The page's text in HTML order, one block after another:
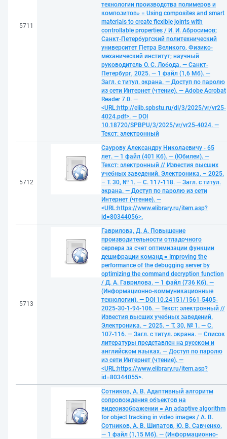
5711
технологии производства полимеров и
композитов» = Using composites and smart
materials to create flexible joints with
controllable properties / И. И. Абросимов;
Санкт-Петербургский политехнический
университет Петра Великого, Физико-
механический институт; научный
руководитель О. С. Лобода. — Санкт-
Петербург, 2025. — 1 файл (1,6 Мб). —
Загл. с титул. экрана. — Доступ по паролю
из сети Интернет (чтение). — Adobe Acrobat
Reader 7.0. —
<URL:http://elib.spbstu.ru/dl/3/2025/vr/vr25-
4024.pdf>. — DOI
10.18720/SPBPU/3/2025/vr/vr25-4024. —
Текст: электронный
5712
Саурову Александру Николаевичу - 65
лет. — 1 файл (401 Кб). — (Юбилеи). —
Текст: электронный // Известия высших
учебных заведений. Электроника. – 2025.
– Т. 30, № 1. — С. 117-118. — Загл. с титул.
экрана. — Доступ по паролю из сети
Интернет (чтение). —
<URL:https://www.elibrary.ru/item.asp?
id=80344056>.
5713
Гаврилова, Д. А. Повышение
производительности отладочного
сервера за счет оптимизации функции
дешифрации команд = Improving the
performance of the debugging server by
optimizing the command decryption function
/ Д. А. Гаврилова. — 1 файл (736 Кб). —
(Информационно-коммуникационные
технологии). — DOI 10.24151/1561-5405-
2025-30-1-94-106. — Текст: электронный //
Известия высших учебных заведений.
Электроника. – 2025. – Т. 30, № 1. — С.
107-116. — Загл. с титул. экрана. — Список
литературы представлен на русском и
английском языках. — Доступ по паролю
из сети Интернет (чтение). —
<URL:https://www.elibrary.ru/item.asp?
id=80344055>.
Сотников, А. В. Адаптивный алгоритм
сопровождения объектов на
видеоизображении = An adaptive algorithm
for object tracking in video images / А. В.
Сотников, А. В. Шипатов, Ю. В. Савченко.
— 1 файл (1,15 Мб). — (Информационно-